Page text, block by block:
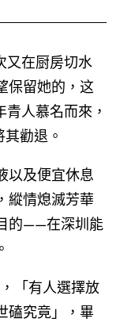
又在厨房切水
保留她的，这
人慕名而來，
勸退。
以及便宜休息
縱情熄滅芳華
的——在深圳能
「有人選擇放
磕究竟」，畢